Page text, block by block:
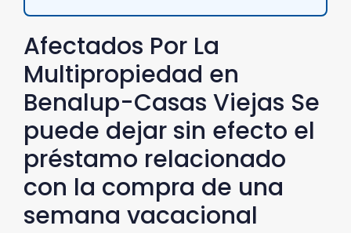
Afectados Por La
Multipropiedad en
Benalup-Casas Viejas Se
puede dejar sin efecto el
préstamo relacionado
con la compra de una
semana vacacional